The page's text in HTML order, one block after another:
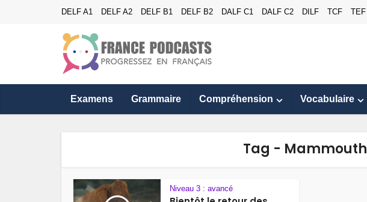
DELF A1 DELF A2 DELF B1 DELF B2 DALF C1 DALF C2 DILF TCF TEF
Examens Grammaire Compréhension Vocabulaire
Tag - Mammouth
Niveau 3 : avancé